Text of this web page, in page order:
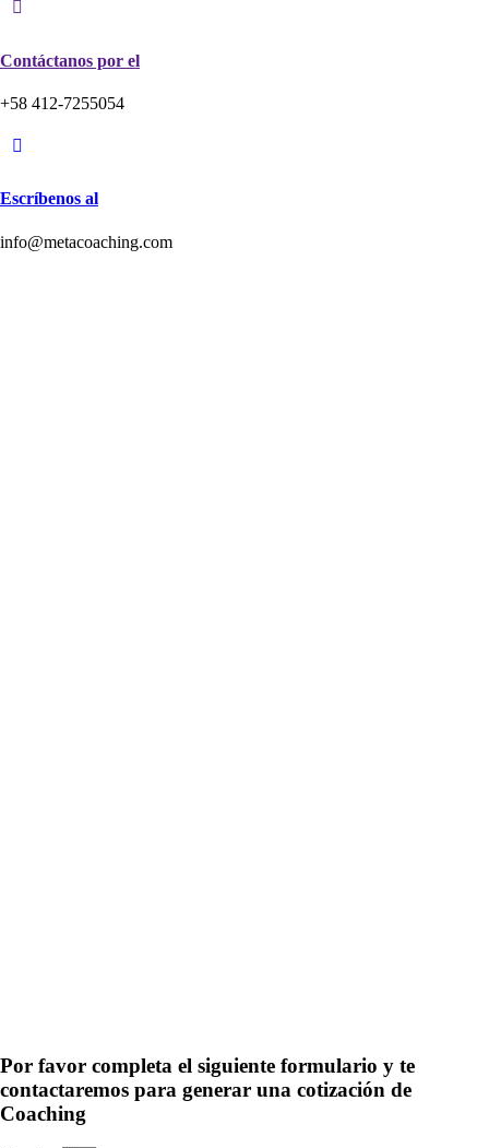
Contáctanos por el
+58 412-7255054
Escríbenos al
info@metacoaching.com
Por favor completa el siguiente formulario y te
contactaremos para generar una cotización de
Coaching